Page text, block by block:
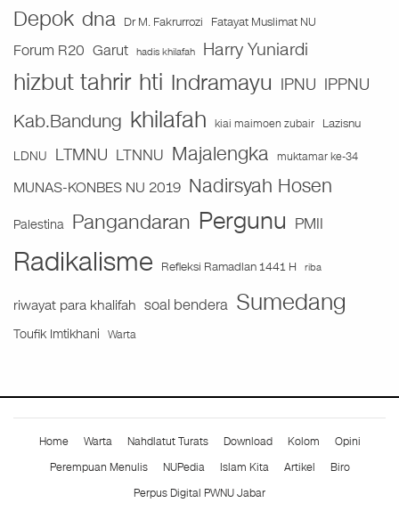
Depok dna Dr M. Fakrurrozi Fatayat Muslimat NU
Forum R20 Garut hadis khilafah Harry Yuniardi
hizbut tahrir hti Indramayu IPNU IPPNU
Kab.Bandung khilafah kiai maimoen zubair
Lazisnu
LDNU LTMNU LTNNU Majalengka muktamar ke-34
MUNAS-KONBES NU 2019 Nadirsyah Hosen
Palestina Pangandaran Pergunu PMII
Radikalisme Refleksi Ramadlan 1441 H riba
riwayat para khalifah soal bendera Sumedang
Toufik Imtikhani Warta
Home Warta Nahdlatut Turats Download Kolom
Opini
Perempuan Menulis
NUPedia Islam Kita Artikel
Biro
Perpus Digital PWNU Jabar